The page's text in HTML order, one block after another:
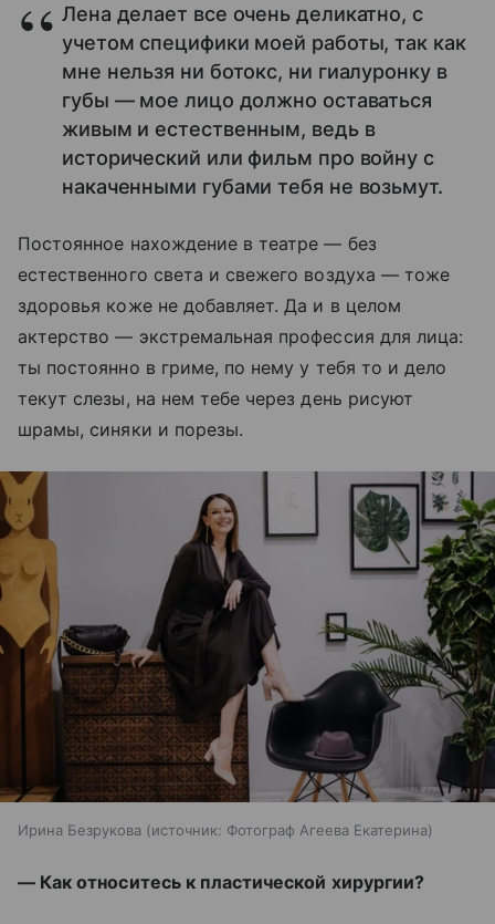
Лена делает все очень деликатно, с
учетом специфики моей работы, так как
мне нельзя ни ботокс, ни гиалуронку в
губы — мое лицо должно оставаться
живым и естественным, ведь в
исторический или фильм про войну с
накаченными губами тебя не возьмут.
Постоянное нахождение в театре — без
естественного света и свежего воздуха — тоже
здоровья коже не добавляет. Да и в целом
актерство — экстремальная профессия для лица:
ты постоянно в гриме, по нему у тебя то и дело
текут слезы, на нем тебе через день рисуют
шрамы, синяки и порезы.
Ирина Безрукова источник: Фотограф Агеева Екатерина
— Как относитесь к пластической хирургии?